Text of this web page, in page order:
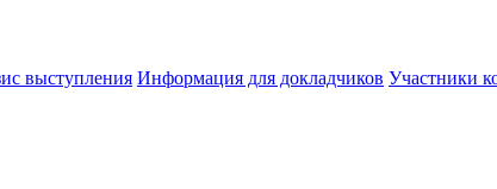
выступления Информация для докладчиков Участники